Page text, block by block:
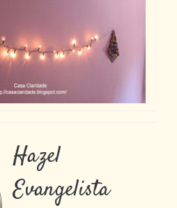
Hazel
Evangelista